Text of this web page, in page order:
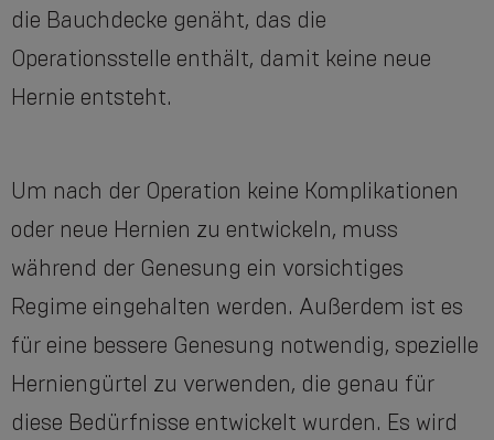
die Bauchdecke genäht, das die
Operationsstelle enthält, damit keine neue
Hernie entsteht.
Um nach der Operation keine Komplikationen
oder neue Hernien zu entwickeln, muss
während der Genesung ein vorsichtiges
Regime eingehalten werden. Außerdem ist es
für eine bessere Genesung notwendig, spezielle
Herniengürtel zu verwenden, die genau für
diese Bedürfnisse entwickelt wurden. Es wird